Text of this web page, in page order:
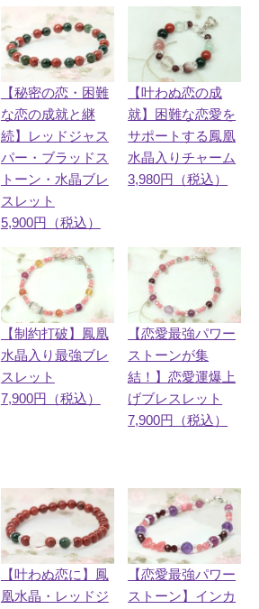
【秘密の恋・困難
な恋の成就と継
続】レッドジャス
パー・ブラッドス
トーン・水晶ブレ
スレット
5,900円（税込）
【叶わぬ恋の成
就】困難な恋愛を
サポートする鳳凰
水晶入りチャーム
3,980円（税込）
【制約打破】鳳凰
水晶入り最強ブレ
スレット
7,900円（税込）
【恋愛最強パワー
ストーンが集
結！】恋愛運爆上
げブレスレット
7,900円（税込）
【叶わぬ恋に】鳳
凰水晶・レッドジ
【恋愛最強パワー
ストーン】インカ